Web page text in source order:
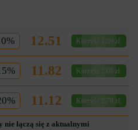
12.51 Korzyść 1.39 zł.
11.82 Korzyść 2.08 zł.
11.12 Korzyść 2.78 zł.
łączą się z aktualnymi